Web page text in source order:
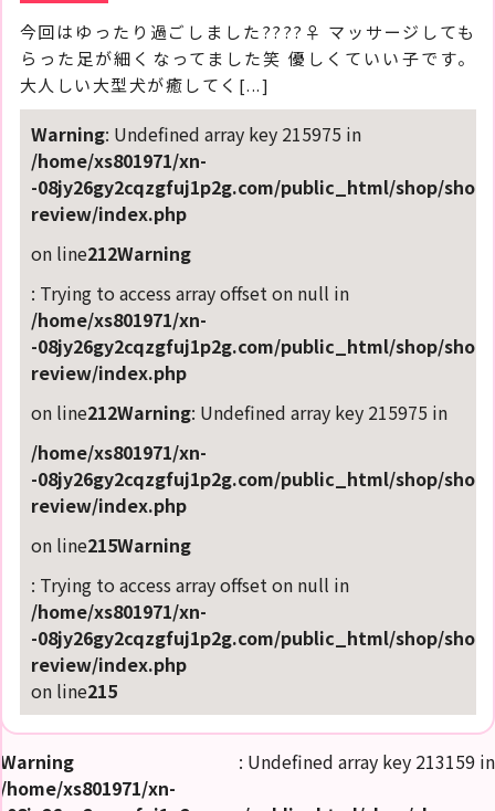
今回はゆったり過ごしました????‍♀️ マッサージしても
らった足が細くなってました笑 優しくていい子です。
大人しい大型犬が癒してく[...]
Warning: Undefined array key 215975 in
/home/xs801971/xn-
-08jy26gy2cqzgfuj1p2g.com/public_html/shop/shop-
review/index.php
on line212Warning
: Trying to access array offset on null in
/home/xs801971/xn-
-08jy26gy2cqzgfuj1p2g.com/public_html/shop/shop-
review/index.php
on line212Warning: Undefined array key 215975 in
/home/xs801971/xn-
-08jy26gy2cqzgfuj1p2g.com/public_html/shop/shop-
review/index.php
on line215Warning
: Trying to access array offset on null in
/home/xs801971/xn-
-08jy26gy2cqzgfuj1p2g.com/public_html/shop/shop-
review/index.php
on line215
Warning
: Undefined array key 213159 in
/home/xs801971/xn-